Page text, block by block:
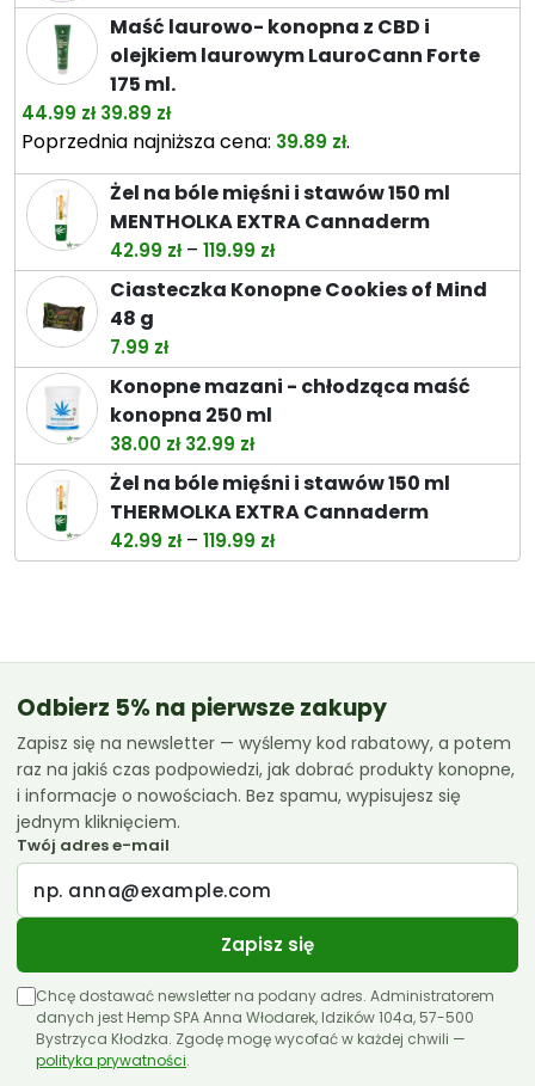
do
74.49 zł
Maść laurowo- konopna z CBD i
olejkiem laurowym LauroCann Forte
175 ml.
44.99 zł Pierwotna
cena
wynosiła:
44.99 zł.
39.89 złAktualna
cena
wynosi:
39.89 zł.
Poprzednia najniższa cena: 39.89 zł.
Żel na bóle mięśni i stawów 150 ml
MENTHOLKA EXTRA Cannaderm
42.99 zł – 119.99 złZakres
cen:
od
do
119.99 zł
Ciasteczka Konopne Cookies of Mind
48 g
7.99 zł
Konopne mazani - chłodząca maść
konopna 250 ml
38.00 zł Pierwotna
cena
wynosiła:
38.00 zł.
32.99 złAktualna
cena
wynosi:
32.99 zł.
Żel na bóle mięśni i stawów 150 ml
THERMOLKA EXTRA Cannaderm
42.99 zł – 119.99 złZakres
cen:
Odbierz 5% na pierwsze zakupy
Zapisz się na newsletter — wyślemy kod rabatowy, a potem
raz na jakiś czas podpowiedzi, jak dobrać produkty konopne,
i informacje o nowościach. Bez spamu, wypisujesz się
jednym kliknięciem.
Twój adres e-mail
Zapisz się
Chcę dostawać newsletter na podany adres. Administratorem
danych jest Hemp SPA Anna Włodarek, Idzików 104a, 57-500
Bystrzyca Kłodzka. Zgodę mogę wycofać w każdej chwili —
polityka prywatności.